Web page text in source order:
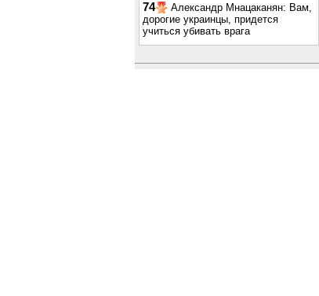
74
Александр Мнацаканян: Вам,
дорогие украинцы, придется
учиться убивать врага